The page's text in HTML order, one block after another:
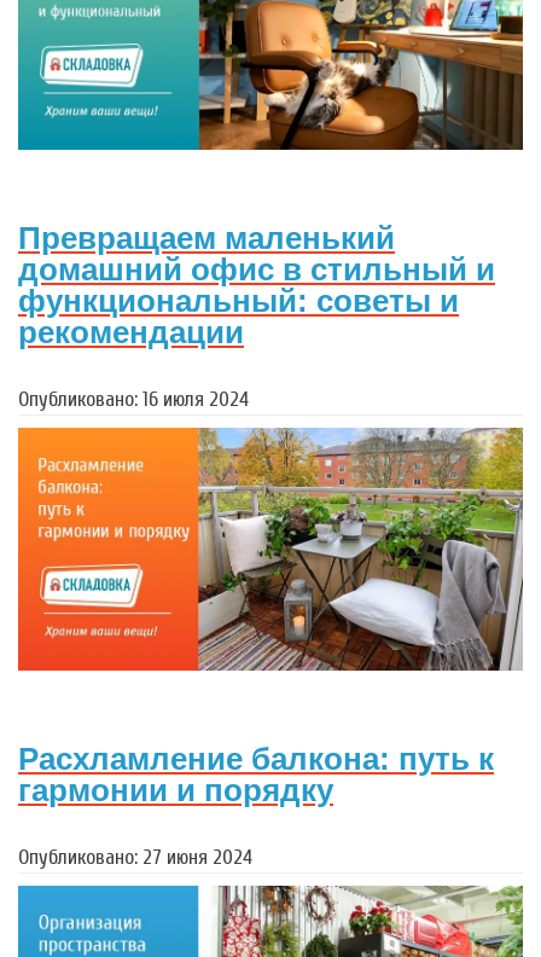
Превращаем маленький
домашний офис в стильный и
функциональный: советы и
рекомендации
Опубликовано: 16 июля 2024
Расхламление балкона: путь к
гармонии и порядку
Опубликовано: 27 июня 2024